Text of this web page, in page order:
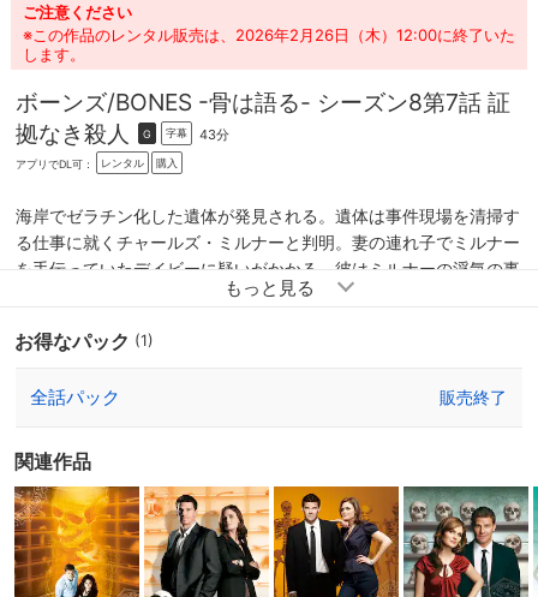
ご注意ください
※この作品のレンタル販売は、2026年2月26日（木）12:00に終了いた
します。
ボーンズ/BONES -骨は語る- シーズン8第7話 証
拠なき殺人
G 字幕 43分
アプリでDL可： レンタル 購入
海岸でゼラチン化した遺体が発見される。遺体は事件現場を清掃す
る仕事に就くチャールズ・ミルナーと判明。妻の連れ子でミルナー
を手伝っていたデイビーに疑いがかかる。彼はミルナーの浮気の事
実を知っていた上に、事件現場の清掃を手伝い証拠を消すのに慣れ
お得なパック (1)
全話パック 販売終了
関連作品